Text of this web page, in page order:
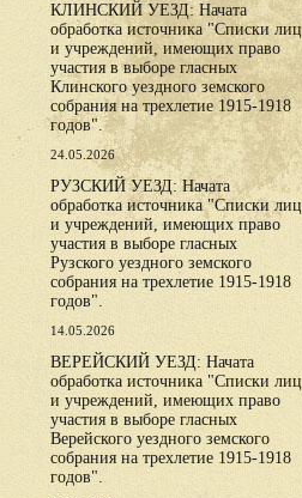
КЛИНСКИЙ УЕЗД: Начата
обработка источника "Списки лиц
и учреждений, имеющих право
участия в выборе гласных
Клинского уездного земского
собрания на трехлетие 1915-1918
годов".
24.05.2026
РУЗСКИЙ УЕЗД: Начата
обработка источника "Списки лиц
и учреждений, имеющих право
участия в выборе гласных
Рузского уездного земского
собрания на трехлетие 1915-1918
годов".
14.05.2026
ВЕРЕЙСКИЙ УЕЗД: Начата
обработка источника "Списки лиц
и учреждений, имеющих право
участия в выборе гласных
Верейского уездного земского
собрания на трехлетие 1915-1918
годов".